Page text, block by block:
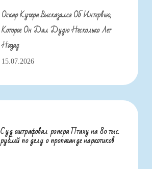
Оскар Кучера Высказался Об Интервью,
Которое Он Дал Дудю Несколько Лет
Назад
15.07.2026
Суд оштрафовал рэпера Птаху на 80 тыс.
рублей по делу о пропаганде наркотиков